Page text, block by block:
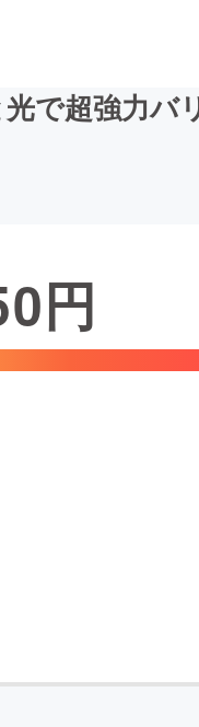
ファッション
で超強力バ
円